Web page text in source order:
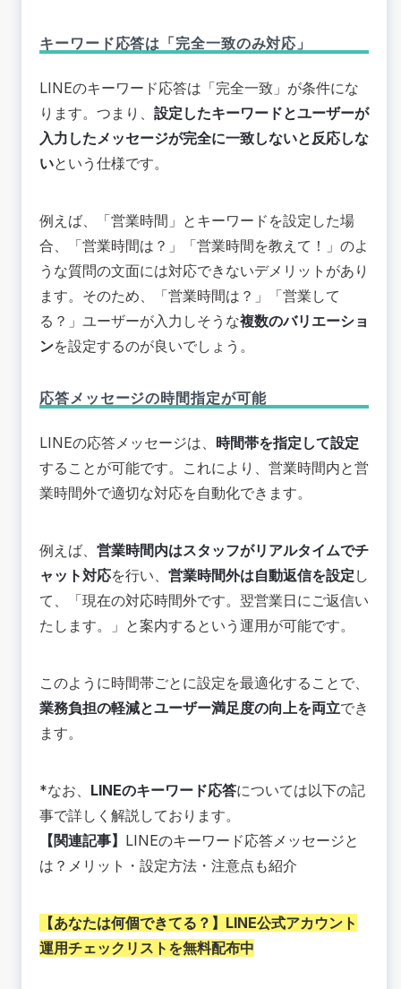
キーワード応答は「完全一致のみ対応」
LINEのキーワード応答は「完全一致」が条件にな
ります。つまり、 設定したキーワードとユーザーが
入力したメッセージが完全に一致しないと反応しな
いという仕様です。
例えば、「営業時間」とキーワードを設定した場
合、「営業時間は？」「営業時間を教えて！」のよ
うな質問の文面には対応できないデメリットがあり
ます。そのため、「営業時間は？」「営業して
る？」ユーザーが入力しそうな複数のバリエーショ
ンを設定するのが良いでしょう。
応答メッセージの時間指定が可能
LINEの応答メッセージは、 時間帯を指定して設定
することが可能です。これにより、営業時間内と営
業時間外で適切な対応を自動化できます。
例えば、 営業時間内はスタッフがリアルタイムでチ
ャット対応を行い、 営業時間外は自動返信を設定 し
て、「現在の対応時間外です。翌営業日にご返信い
たします。」と案内するという運用が可能です。
このように時間帯ごとに設定を最適化することで、
業務負担の軽減とユーザー満足度の向上を両立でき
ます。
*なお、 LINEのキーワード応答については以下の記
事で詳しく解説しております。
【関連記事】 LINEのキーワード応答メッセージと
は？メリット・設定方法・注意点も紹介
【あなたは何個できてる？】 LINE公式アカウント
運用チェックリストを無料配布中